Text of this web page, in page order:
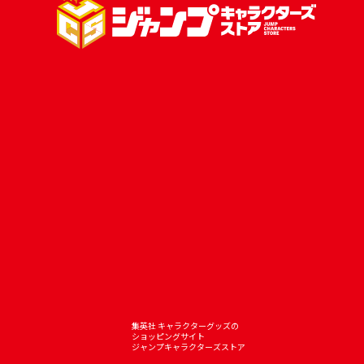
集英社 キャラクターグッズの
ショッピングサイト
ジャンプキャラクターズストア